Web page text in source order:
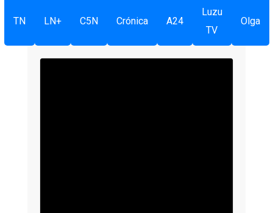
TN LN+ C5N Crónica A24
Luzu
TV
Olga